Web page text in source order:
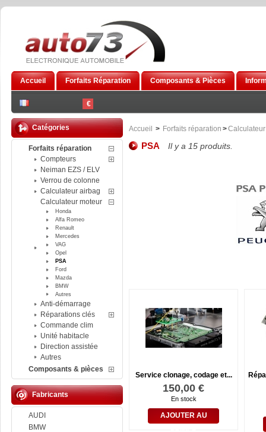
€
Accueil Forfaits Réparation Composants & Pièces
Catégories
Forfaits réparation
Compteurs
Neiman EZS / ELV
Verrou de colonne
Calculateur airbag
Calculateur moteur
Honda
Alfa Romeo
Renault
Mercedes
VAG
Opel
PSA
Ford
Mazda
BMW
Autres
Anti-démarrage
Réparations clés
Commande clim
Unité habitacle
Direction assistée
Autres
Composants & pièces
Fabricants
AUDI
BMW
Accueil > Forfaits réparation >
PSA Il y a 15 produits.
Service clonage, codage et...
150,00 €
En stock
AJOUTER AU